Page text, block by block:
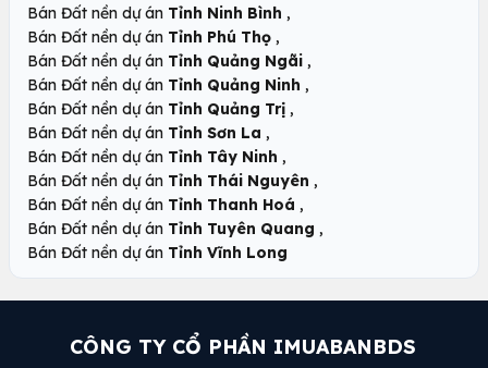
Bán Đất nền dự án Tỉnh Ninh Bình ,
Bán Đất nền dự án Tỉnh Phú Thọ ,
Bán Đất nền dự án Tỉnh Quảng Ngãi ,
Bán Đất nền dự án Tỉnh Quảng Ninh ,
Bán Đất nền dự án Tỉnh Quảng Trị ,
Bán Đất nền dự án Tỉnh Sơn La ,
Bán Đất nền dự án Tỉnh Tây Ninh ,
Bán Đất nền dự án Tỉnh Thái Nguyên ,
Bán Đất nền dự án Tỉnh Thanh Hoá ,
Bán Đất nền dự án Tỉnh Tuyên Quang ,
Bán Đất nền dự án Tỉnh Vĩnh Long
CÔNG TY CỔ PHẦN IMUABANBDS